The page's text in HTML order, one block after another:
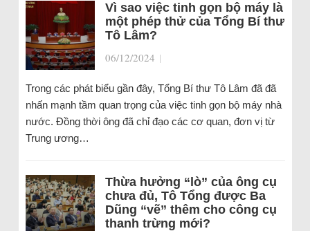
Vì sao việc tinh gọn bộ máy là
một phép thử của Tổng Bí thư
Tô Lâm?
06/12/2024 |
Trong các phát biểu gần đây, Tổng Bí thư Tô Lâm đã đã
nhấn mạnh tầm quan trọng của việc tinh gọn bộ máy nhà
nước. Đồng thời ông đã chỉ đạo các cơ quan, đơn vị từ
Trung ương…
Thừa hưởng “lò” của ông cụ
chưa đủ, Tô Tổng được Ba
Dũng “vẽ” thêm cho công cụ
thanh trừng mới?